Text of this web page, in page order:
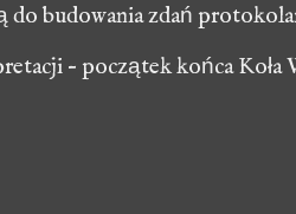
do budowania zdań
– początek końca Koła